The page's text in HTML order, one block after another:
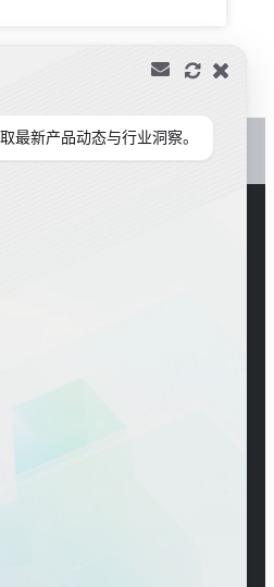
最新产品动态与行业洞察。